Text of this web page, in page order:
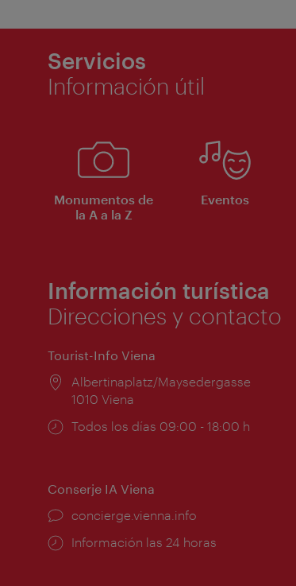
Servicios
Información útil
Monumentos de
la A a la Z
Eventos
Información turística
Direcciones y contacto
Tourist-Info Viena
Lugar:
Albertinaplatz/Maysedergasse
1010 Viena
Horarios
Todos los días 09:00 - 18:00 h
Conserje IA Viena
concierge.vienna.info
Información las 24 horas